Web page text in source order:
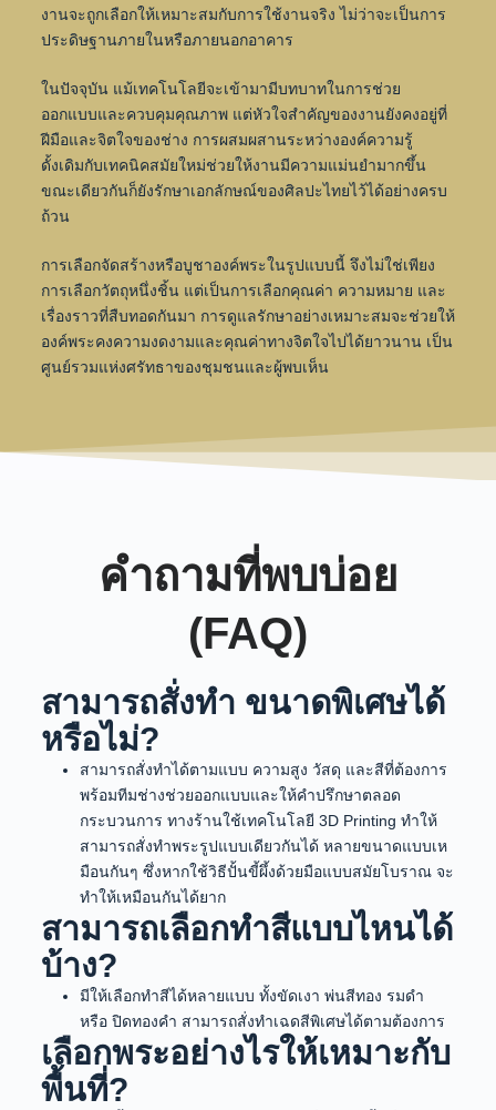
งานจะถูกเลือกให้เหมาะสมกับการใช้งานจริง ไม่ว่าจะเป็นการ
ประดิษฐานภายในหรือภายนอกอาคาร
ในปัจจุบัน แม้เทคโนโลยีจะเข้ามามีบทบาทในการช่วย
ออกแบบและควบคุมคุณภาพ แต่หัวใจสำคัญของงานยังคงอยู่ที่
ฝีมือและจิตใจของช่าง การผสมผสานระหว่างองค์ความรู้
ดั้งเดิมกับเทคนิคสมัยใหม่ช่วยให้งานมีความแม่นยำมากขึ้น
ขณะเดียวกันก็ยังรักษาเอกลักษณ์ของศิลปะไทยไว้ได้อย่างครบ
ถ้วน
การเลือกจัดสร้างหรือบูชาองค์พระในรูปแบบนี้ จึงไม่ใช่เพียง
การเลือกวัตถุหนึ่งชิ้น แต่เป็นการเลือกคุณค่า ความหมาย และ
เรื่องราวที่สืบทอดกันมา การดูแลรักษาอย่างเหมาะสมจะช่วยให้
องค์พระคงความงดงามและคุณค่าทางจิตใจไปได้ยาวนาน เป็น
ศูนย์รวมแห่งศรัทธาของชุมชนและผู้พบเห็น
คำถามที่พบบ่อย
(FAQ)
สามารถสั่งทำ ขนาดพิเศษได้
หรือไม่?
สามารถสั่งทำได้ตามแบบ ความสูง วัสดุ และสีที่ต้องการ
พร้อมทีมช่างช่วยออกแบบและให้คำปรึกษาตลอด
กระบวนการ ทางร้านใช้เทคโนโลยี 3D Printing ทำให้
สามารถสั่งทำพระรูปแบบเดียวกันได้ หลายขนาดแบบเห
มือนกันๆ ซึ่งหากใช้วิธีปั้นขี้ผึ้งด้วยมือแบบสมัยโบราณ จะ
ทำให้เหมือนกันได้ยาก
สามารถเลือกทำสีแบบไหนได้
บ้าง?
มีให้เลือกทำสีได้หลายแบบ ทั้งขัดเงา พ่นสีทอง รมดำ
หรือ ปิดทองคำ สามารถสั่งทำเฉดสีพิเศษได้ตามต้องการ
เลือกพระอย่างไรให้เหมาะกับ
พื้นที่?